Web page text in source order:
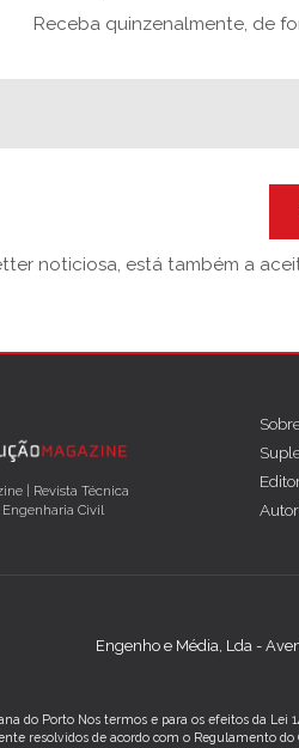
Receba quinzenalmente, de
noticiosa, está também a
| Revista Técnica
Civil
Engenho e Média, Lda -
do Porto Nos termos e para os efeitos da Lei
resolvidos de acordo com o Regulamento